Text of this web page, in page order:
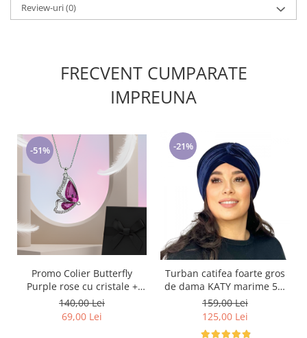
Review-uri(0)
FRECVENT CUMPARATE
IMPREUNA
-51%
Promo Colier Butterfly
Purple rose cu cristale +
cercei asortati CADOU
140,00 Lei
69,00 Lei
-21%
Turban catifea foarte gros
de dama KATY marime 58-
60, captuseala polar,
culoare bleomarin
159,00 Lei
125,00 Lei